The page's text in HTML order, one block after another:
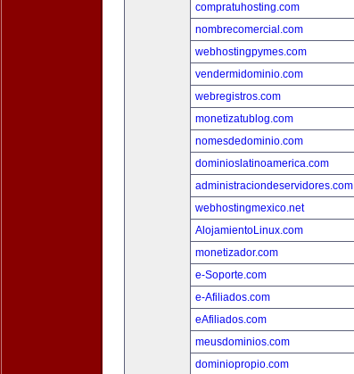
compratuhosting.com
nombrecomercial.com
webhostingpymes.com
vendermidominio.com
webregistros.com
monetizatublog.com
nomesdedominio.com
dominioslatinoamerica.com
administraciondeservidores.com
webhostingmexico.net
AlojamientoLinux.com
monetizador.com
e-Soporte.com
e-Afiliados.com
eAfiliados.com
meusdominios.com
dominiopropio.com